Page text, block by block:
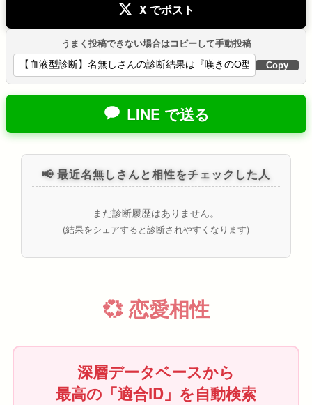
X でポスト
うまく投稿できない場合はコピーして手動投稿
Copy
LINE で送る
📢 最近名無しさんと相性をチェックした人
まだ診断履歴はありません。
(結果をシェアすると診断されやすくなります)
💞 恋愛相性
深層データベースから
最高の「適合ID」を自動検索